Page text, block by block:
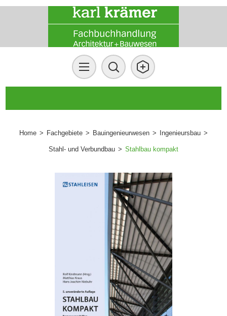
Home > Fachgebiete > Bauingenieurwesen > Ingenieursbau >
Stahl- und Verbundbau > Stahlbau kompakt